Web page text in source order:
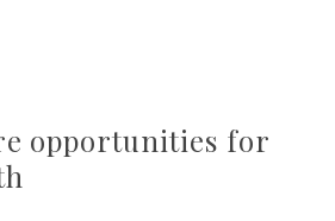
opportunities for